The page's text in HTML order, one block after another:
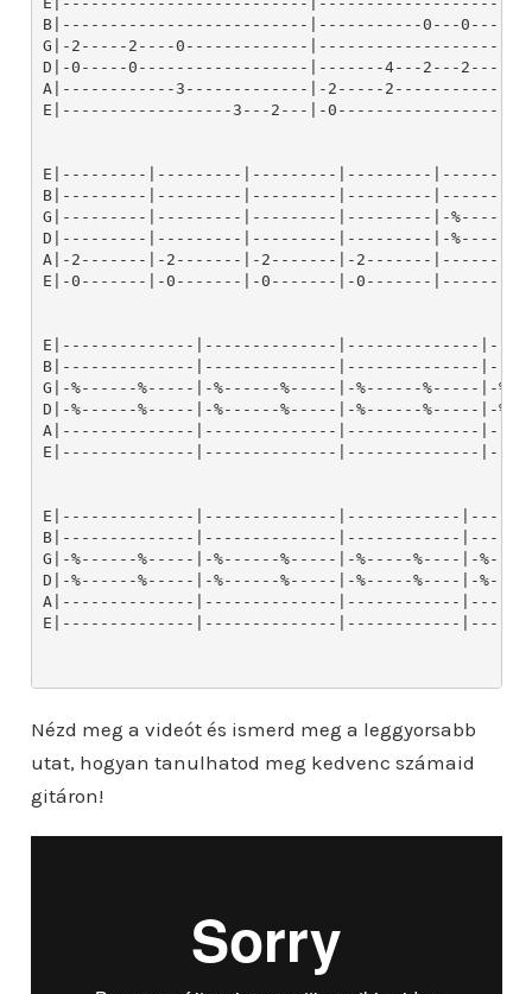
Nézd meg a videót és ismerd meg a leggyorsabb
utat, hogyan tanulhatod meg kedvenc számaid
gitáron!